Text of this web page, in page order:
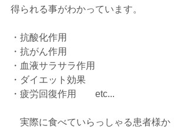
得られる事がわかっています。
・抗酸化作用
・抗がん作用
・血液サラサラ作用
・ダイエット効果
・疲労回復作用　　etc...
実際に食べていらっしゃる患者様か